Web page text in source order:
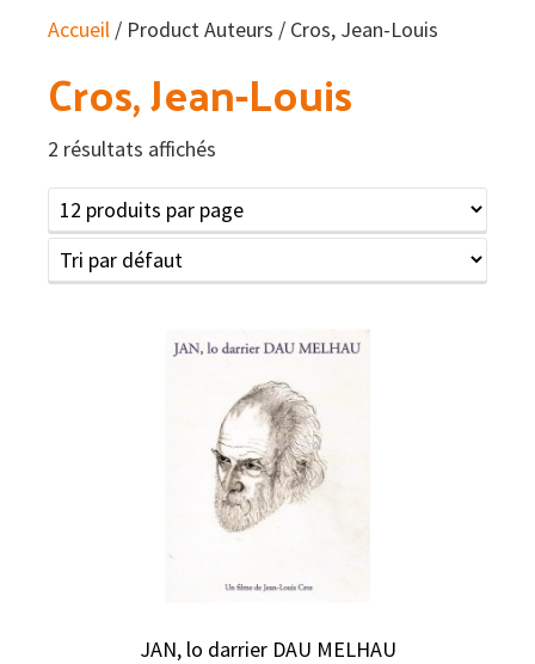
Accueil / Product Auteurs / Cros, Jean-Louis
Cros, Jean-Louis
2 résultats affichés
JAN, lo darrier DAU MELHAU